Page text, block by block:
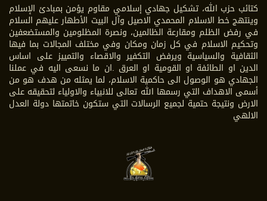
كتائب حزب الله، تشكيل جهادي إسلامي مقاوم يؤمن بمبادئ الإسلام
وينتهج خط الاسلام المحمدي الاصيل وآل البيت الأطهار عليهم السلام
في رفض الظلم ومقارعة الظالمين، ونصرة المظلومين والمستضعفين
وتحكيم الاسلام في كل زمان ومكان وفي مختلف المجالات بما فيها
الثقافية والسياسية ويرفض التكفير والاقصاء والتمييز على اساس
الدين او الطائفة او القومية او العرق .ان ما نسعى اليه في عملنا
الجهادي هو الوصول الى حاكمية الاسلام، لما يمثله من هدف هو من
أسمى الاهداف التي رسمها الله تعالى للانبياء والاولياء لتحقيقه على
الارض ونتيجة حتمية لجميع الرسالات التي ستكون خاتمتها دولة العدل
الالهي